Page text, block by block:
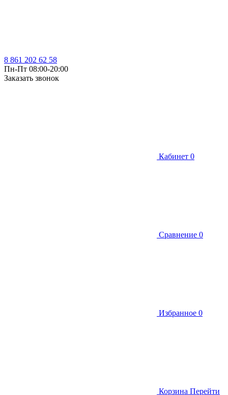
8 861 202 62 58
Пн-Пт 08:00-20:00
Заказать звонок
Кабинет 0
Сравнение 0
Избранное 0
Корзина Перейти